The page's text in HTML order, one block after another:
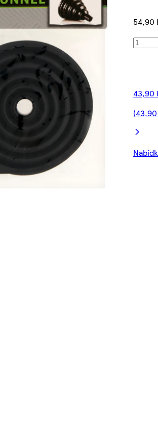
54,90
43,90